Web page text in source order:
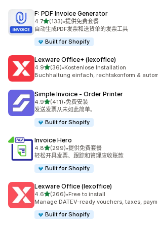
F: PDF Invoice Generator
4.7星（满分 5 星）
(133)
总共 133 条评论
•提供免费套餐
自动生成PDF发票和送货单的发票工具
Built for Shopify
Lexware Office+ (lexoffice)
4.9星（满分 5 星）
(36)
总共 36 条评论
•Kostenlose Installation
Buchhaltung einfach, rechtskonform &
Simple Invoice ‑ Order Printer
4.9星（满分 5 星）
(411)
总共 411 条评论
•免费安装
发送发票从未如此简单。
Built for Shopify
Invoice Hero
4.8星（满分 5 星）
(299)
总共 299 条评论
•提供免费套餐
轻松开具发票、跟踪和管理应收账款
Built for Shopify
Lexware Office (lexoffice)
4.6星（满分 5 星）
(266)
总共 266 条评论
•Free to install
Manage DATEV-ready vouchers, taxes,
Built for Shopify